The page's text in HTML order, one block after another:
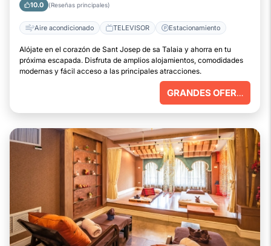
10.0 (Reseñas principales)
Aire acondicionado TELEVISOR Estacionamiento
Alójate en el corazón de Sant Josep de sa Talaia y ahorra en tu
próxima escapada. Disfruta de amplios alojamientos, comodidades
modernas y fácil acceso a las principales atracciones.
GRANDES OFERTAS